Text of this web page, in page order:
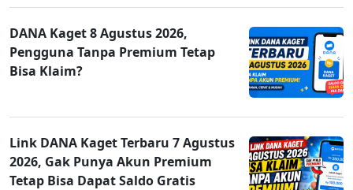
DANA Kaget 8 Agustus 2026,
Pengguna Tanpa Premium Tetap
Bisa Klaim?
Link DANA Kaget Terbaru 7 Agustus
2026, Gak Punya Akun Premium
Tetap Bisa Dapat Saldo Gratis